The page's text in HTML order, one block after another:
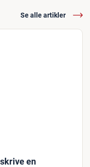
Se alle artikler
en